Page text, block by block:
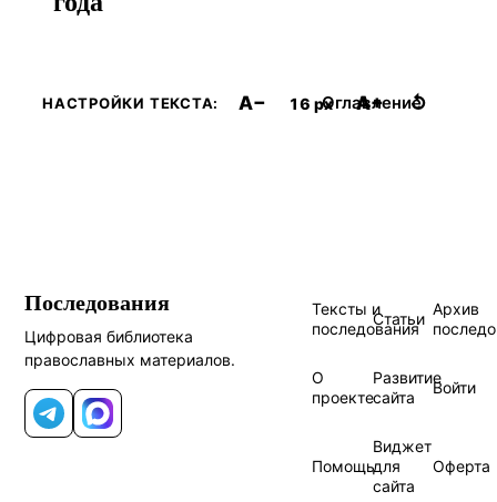
НАСТРОЙКИ ТЕКСТА: A− 16 px A+ ↺
Оглавление
Последования
Цифровая библиотека
православных материалов.
Telegram
MAX
Тексты и
последования
Статьи
Архив
О
проекте
Развитие
сайта
Войти
Помощь
Виджет
для
сайта
Оферта